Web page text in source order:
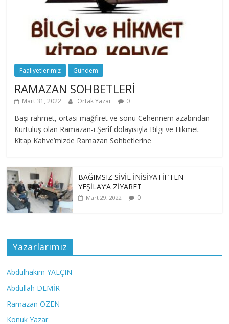
Faaliyetlerimiz Gündem
RAMAZAN SOHBETLERİ
Mart 31, 2022 Ortak Yazar 0
Başı rahmet, ortası mağfiret ve sonu Cehennem azabından
Kurtuluş olan Ramazan-ı Şerîf dolayısıyla Bilgi ve Hikmet
Kitap Kahve’mizde Ramazan Sohbetlerine
BAĞIMSIZ SİVİL İNİSİYATİF’TEN
YEŞİLAY’A ZİYARET
Mart 29, 2022 0
Yazarlarımız
Abdulhakim YALÇIN
Abdullah DEMİR
Ramazan ÖZEN
Konuk Yazar